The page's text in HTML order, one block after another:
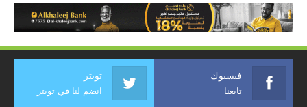
فيسبوك
تابعنا
تويتر
انضم لنا في تويتر